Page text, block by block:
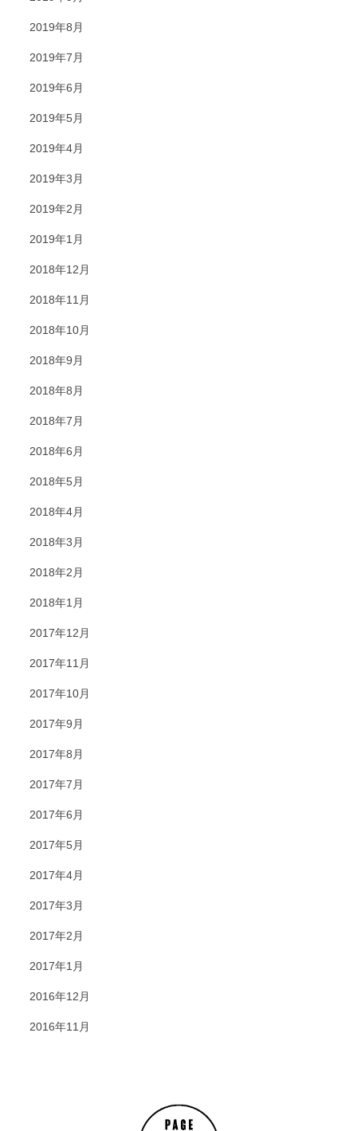
2019年8月
2019年7月
2019年6月
2019年5月
2019年4月
2019年3月
2019年2月
2019年1月
2018年12月
2018年11月
2018年10月
2018年9月
2018年8月
2018年7月
2018年6月
2018年5月
2018年4月
2018年3月
2018年2月
2018年1月
2017年12月
2017年11月
2017年10月
2017年9月
2017年8月
2017年7月
2017年6月
2017年5月
2017年4月
2017年3月
2017年2月
2017年1月
2016年12月
2016年11月